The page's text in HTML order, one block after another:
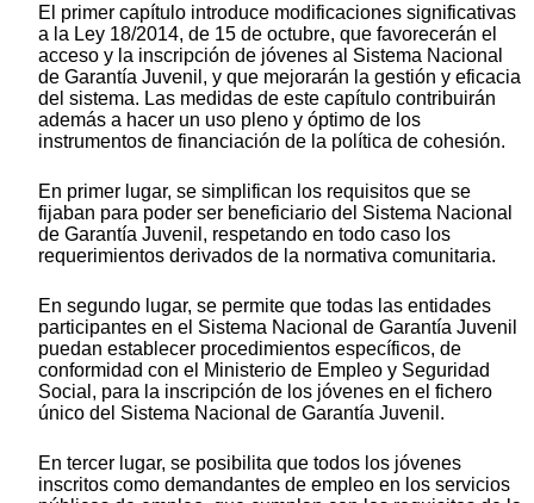
El primer capítulo introduce modificaciones significativas
a la Ley 18/2014, de 15 de octubre, que favorecerán el
acceso y la inscripción de jóvenes al Sistema Nacional
de Garantía Juvenil, y que mejorarán la gestión y eficacia
del sistema. Las medidas de este capítulo contribuirán
además a hacer un uso pleno y óptimo de los
instrumentos de financiación de la política de cohesión.
En primer lugar, se simplifican los requisitos que se
fijaban para poder ser beneficiario del Sistema Nacional
de Garantía Juvenil, respetando en todo caso los
requerimientos derivados de la normativa comunitaria.
En segundo lugar, se permite que todas las entidades
participantes en el Sistema Nacional de Garantía Juvenil
puedan establecer procedimientos específicos, de
conformidad con el Ministerio de Empleo y Seguridad
Social, para la inscripción de los jóvenes en el fichero
único del Sistema Nacional de Garantía Juvenil.
En tercer lugar, se posibilita que todos los jóvenes
inscritos como demandantes de empleo en los servicios